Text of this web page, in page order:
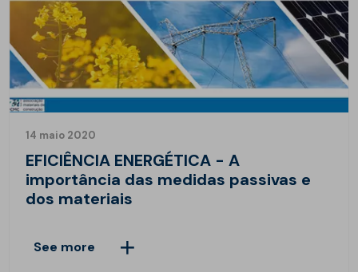
14 maio 2020
EFICIÊNCIA ENERGÉTICA - A
importância das medidas passivas e
dos materiais
See more